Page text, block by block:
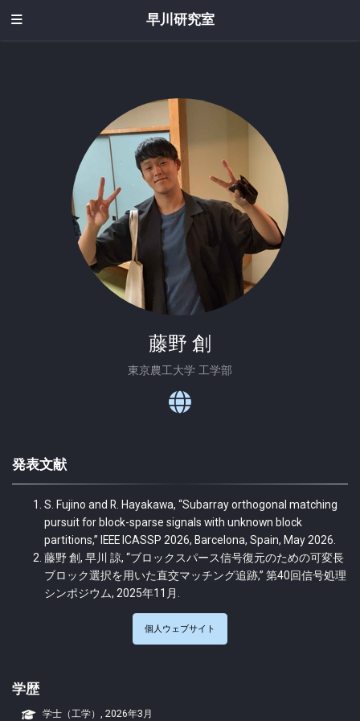
早川研究室
藤野 創
東京農工大学 工学部
発表文献
S. Fujino and R. Hayakawa, “Subarray orthogonal matching
pursuit for block-sparse signals with unknown block
partitions,” IEEE ICASSP 2026, Barcelona, Spain, May 2026.
藤野 創, 早川 諒, “ブロックスパース信号復元のための可変長
ブロック選択を用いた直交マッチング追跡,” 第40回信号処理
シンポジウム, 2025年11月.
個人ウェブサイト
学歴
学士（工学）, 2026年3月